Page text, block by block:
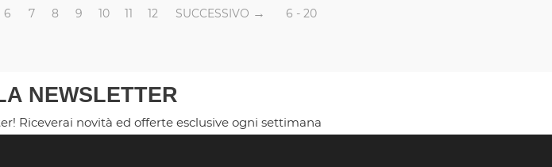
6 7 8 9 10 11 12 SUCCESSIVO 6 - 20
NEWSLETTER
Riceverai novità ed offerte esclusive ogni settimana